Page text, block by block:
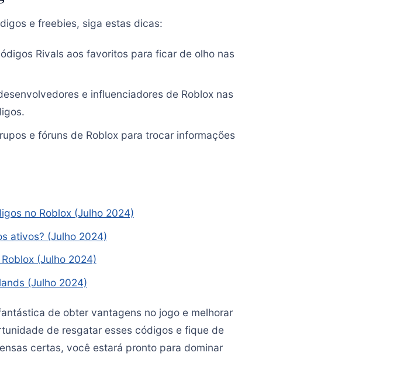
e freebies, siga estas dicas:
Rivals aos favoritos para ficar de olho nas
e influenciadores de Roblox nas
e fóruns de Roblox para trocar informações
no Roblox (Julho 2024)
ativos? (Julho 2024)
(Julho 2024)
(Julho 2024)
de obter vantagens no jogo e melhorar
de resgatar esses códigos e fique de
certas, você estará pronto para dominar